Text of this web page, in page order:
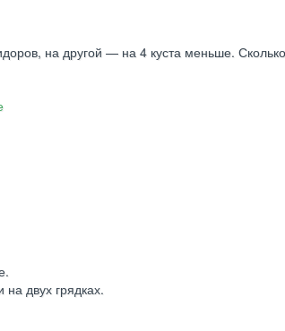
на другой — на 4 куста меньше.
двух грядках.